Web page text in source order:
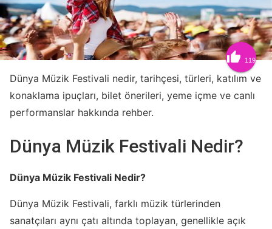
 119
Dünya Müzik Festivali nedir, tarihçesi, türleri, katılım ve
konaklama ipuçları, bilet önerileri, yeme içme ve canlı
performanslar hakkında rehber.
Dünya Müzik Festivali Nedir?
Dünya Müzik Festivali Nedir?
Dünya Müzik Festivali, farklı müzik türlerinden
sanatçıları aynı çatı altında toplayan, genellikle açık